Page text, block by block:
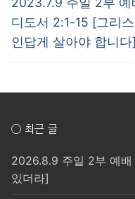
색
post:
디도서 2:1-15 [그리스
인답게 살아야 합니다]
○ 최근 글
2026.8.9 주일 2부 예
있더라]